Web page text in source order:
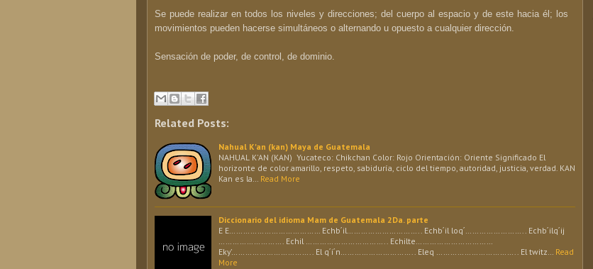
Se puede realizar en todos los niveles y direcciones; del cuerpo al espacio y de este hacia él; los
movimientos pueden hacerse simultáneos o alternando u opuesto a cualquier dirección.
Sensación de poder, de control, de dominio.
Related Posts:
Nahual K'an (kan) Maya de Guatemala
NAHUAL K'AN (KAN) Yucateco: Chikchan Color: Rojo Orientación: Oriente Significado El
horizonte de color amarillo, respeto, sabiduría, ciclo del tiempo, autoridad, justicia, verdad. KAN
Kan es la… Read More
Diccionario del idioma Mam de Guatemala 2Da. parte
E E………………………………… Echb´il………………………….. Echb´il loq´…………………….. Echb´ilq´ij
………………………. Echil …………………………….. Echilte……………………………
Eky’…………………………….. El q´i´n………………………….. Eleq …………………………….. El twitz… Read
More